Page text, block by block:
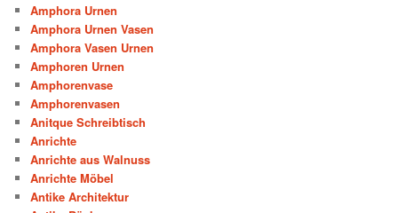
Amphora Urnen
Amphora Urnen Vasen
Amphora Vasen Urnen
Amphoren Urnen
Amphorenvase
Amphorenvasen
Anitque Schreibtisch
Anrichte
Anrichte aus Walnuss
Anrichte Möbel
Antike Architektur